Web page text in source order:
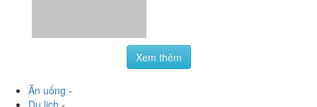
Ăn uống-
Làm đẹp
Vui chơi-